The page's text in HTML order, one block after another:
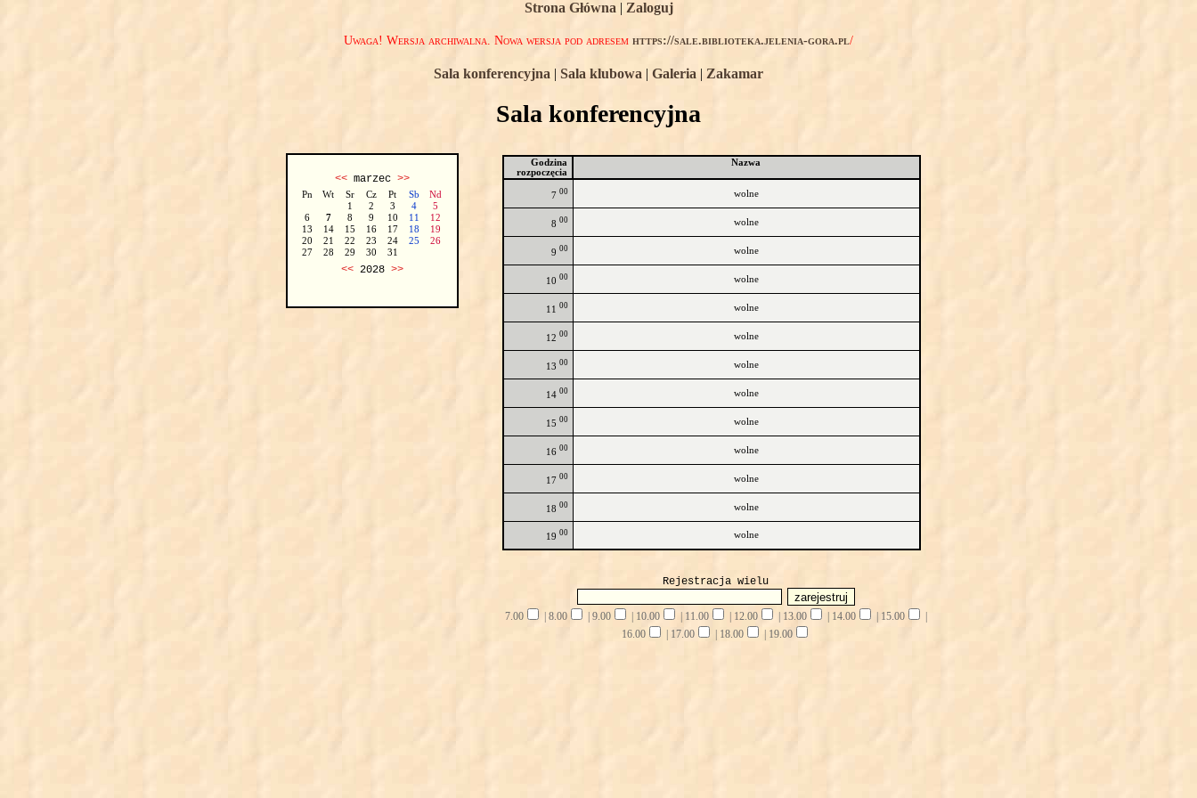
Strona Główna | Zaloguj
Uwaga! Wersja archiwalna. Nowa wersja pod adresem https://sale.biblioteka.jelenia-gora.pl/
Sala konferencyjna | Sala klubowa | Galeria | Zakamar
Sala konferencyjna
<<marzec >>
Pn Wt Sr Cz Pt Sb
Nd
1
2 3 4
5
6
7 8 9 10 11
12
13
14 15 16 17 18
19
20
21 22 23 24 25
26
27
28 29 30 31
<<2028 >>
Godzina
rozpoczęcia
Nazwa
7 00 wolne
8 00 wolne
9 00 wolne
10 00 wolne
11 00 wolne
12 00 wolne
13 00 wolne
14 00 wolne
15 00 wolne
16 00 wolne
17 00 wolne
18 00 wolne
19 00 wolne
Rejestracja wielu
7.00 8.00 9.00 10.00 11.00 12.00 13.00 14.00 15.00
16.00
17.00 18.00 19.00